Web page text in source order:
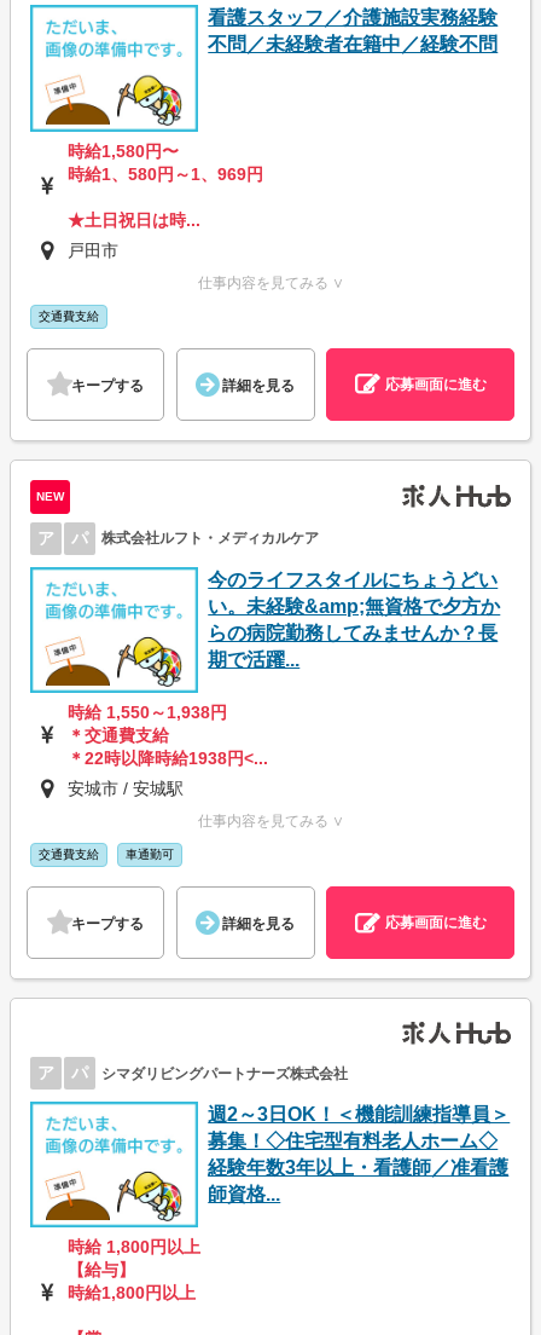
看護スタッフ／介護施設実務経験
不問／未経験者在籍中／経験不問
時給1,580円〜
時給1、580円～1、969円
★土日祝日は時...
戸田市
仕事内容を見てみる ∨
交通費支給
キープする 詳細を見る 応募画面に進む
NEW
ア パ 株式会社ルフト・メディカルケア
今のライフスタイルにちょうどい
い。未経験&amp;無資格で夕方か
らの病院勤務してみませんか？長
期で活躍...
時給 1,550～1,938円
＊交通費支給
＊22時以降時給1938円<...
安城市 / 安城駅
仕事内容を見てみる ∨
交通費支給 車通勤可
キープする 詳細を見る 応募画面に進む
ア パ シマダリビングパートナーズ株式会社
週2～3日OK！＜機能訓練指導員＞
募集！◇住宅型有料老人ホーム◇
経験年数3年以上・看護師／准看護
師資格...
時給 1,800円以上
【給与】
時給1,800円以上